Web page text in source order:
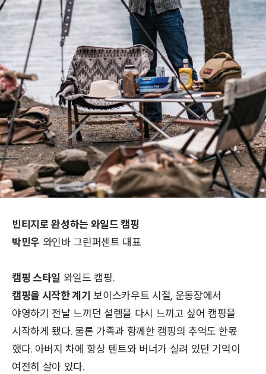
빈티지로 완성하는 와일드 캠핑
박민우 와인바 그린퍼센트 대표
캠핑 스타일 와일드 캠핑.
캠핑을 시작한 계기 보이스카우트 시절, 운동장에서
야영하기 전날 느끼던 설렘을 다시 느끼고 싶어 캠핑을
시작하게 됐다. 물론 가족과 함께한 캠핑의 추억도 한몫
했다. 아버지 차에 항상 텐트와 버너가 실려 있던 기억이
여전히 살아 있다.